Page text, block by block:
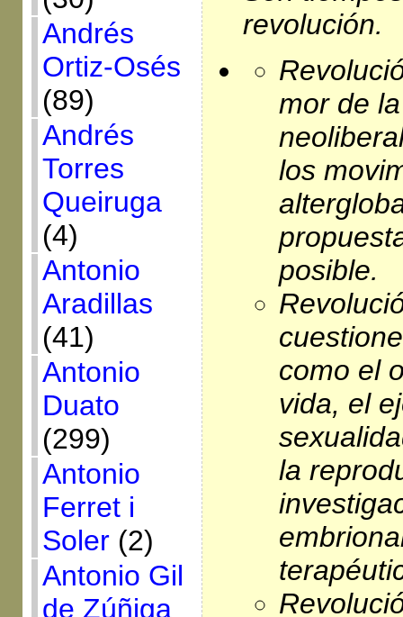
Andrés
Ortiz-Osés
(89)
Andrés
Torres
Queiruga
(4)
Antonio
Aradillas
(41)
Antonio
Duato
(299)
Antonio
Ferret i
Soler(2)
Antonio Gil
de Zúñiga
revolución.
mor de
los
posible.
como el
vida, el
la